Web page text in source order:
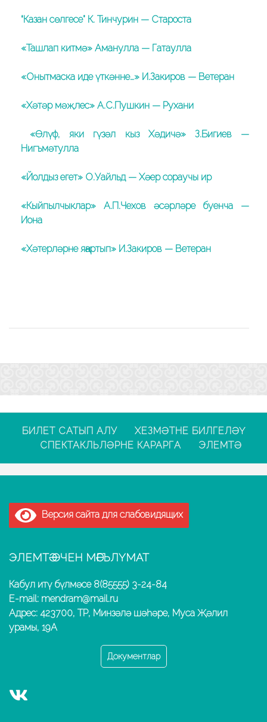
“Казан сөлгесе” К. Тинчурин — Староста
«Ташлап китмә» Аманулла — Гатаулла
«Онытмаска иде үткәнне…» И.Закиров — Ветеран
«Хәтәр мәҗлес» А.С.Пушкин — Рухани
«Өлүф, яки гүзәл кыз Хәдичә» З.Бигиев —
Нигъмәтулла
«Йолдыз егет» О.Уайльд — Хәер сораучы ир
«Кыйпылчыклар» А.П.Чехов әсәрләре буенча —
Иона
«Хәтерләрне яңартып» И.Закиров — Ветеран
БИЛЕТ САТЫП АЛУ
ХЕЗМӘТНЕ БИЛГЕЛӘҮ
СПЕКТАКЛЬЛӘРНЕ КАРАРГА
ЭЛЕМТӘ
Версия сайта для слабовидящих
ЭЛЕМТӘ ӨЧЕН МӘГЪЛҮМАТ
Кабул итү бүлмәсе 8(85555) 3-24-84
E-mail: mendram@mail.ru
Адрес: 423700, ТР, Минзәлә шәһәре, Муса Җәлил
урамы, 19А
Документлар